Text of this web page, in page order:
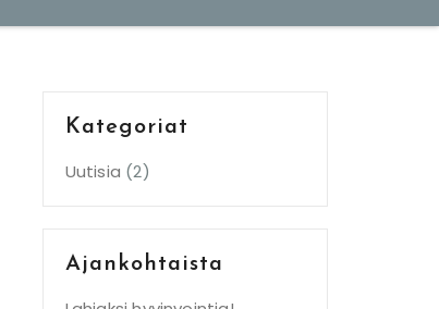
Kategoriat
Uutisia (2)
Ajankohtaista